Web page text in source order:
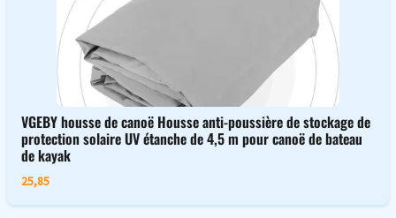
VGEBY housse de canoë Housse anti-poussière de stockage de
protection solaire UV étanche de 4,5 m pour canoë de bateau
de kayak
25,85